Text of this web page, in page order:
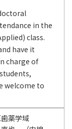
in the
class.
have it
charge of
welcome to
薬学域